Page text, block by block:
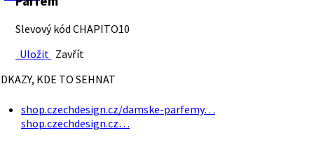
Slevový kód CHAPITO10
Uložit Zavřít
KDE TO SEHNAT
shop.czechdesign.cz/damske-parfemy…
shop.czechdesign.cz…